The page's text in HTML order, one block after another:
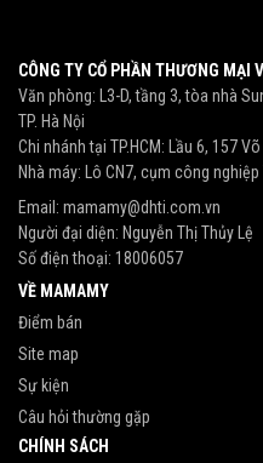
CÔNG TY CỔ PHẦN THƯƠNG MẠI
Văn phòng: L3-D, tầng 3, tòa nhà
TP. Hà Nội
Chi nhánh tại TP.HCM: Lầu 6, 157
Nhà máy: Lô CN7, cụm công
Email: mamamy@dhti.com.vn
Người đại diện: Nguyễn Thị Thủy Lệ
Số điện thoại: 18006057
VỀ MAMAMY
Điểm bán
Site map
Sự kiện
Câu hỏi thường gặp
CHÍNH SÁCH